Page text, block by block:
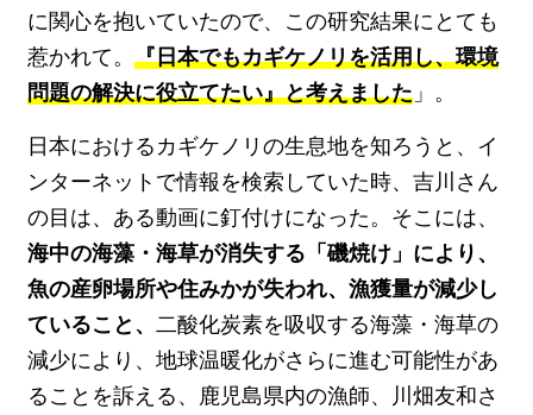
に関心を抱いていたので、この研究結果にとても
惹かれて。『日本でもカギケノリを活用し、環境
問題の解決に役立てたい』と考えました 」。
日本におけるカギケノリの生息地を知ろうと、イ
ンターネットで情報を検索していた時、吉川さん
の目は、ある動画に釘付けになった。そこには、
海中の海藻・海草が消失する「磯焼け」により、
魚の産卵場所や住みかが失われ、漁獲量が減少し
ていること、二酸化炭素を吸収する海藻・海草の
減少により、地球温暖化がさらに進む可能性があ
ることを訴える、鹿児島県内の漁師、川畑友和さ